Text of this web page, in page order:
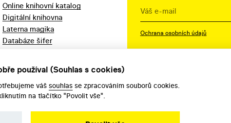
Online knihovní katalog
Digitální knihovna
Laterna magika
Databáze šifer
Zpět v kinech
Ochrana osobních údajů
používal (Souhlas s cookies)
váš souhlas se zpracováním souborů cookies.
na tlačítko "Povolit vše".